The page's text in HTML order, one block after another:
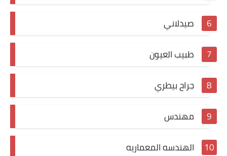
صيدلاني
طبيب العيون
جراح بيطري
مهندس
الهندسه المعماريه